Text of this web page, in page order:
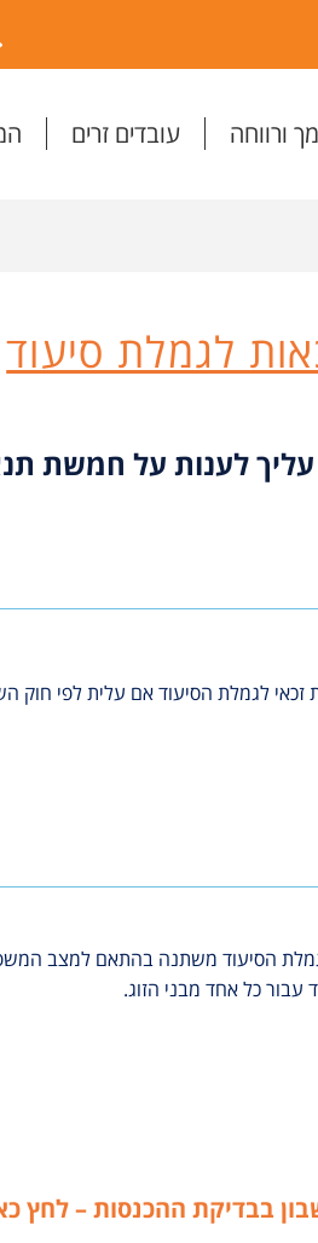
ורווחה עובדים זרים
לגמלת סיעוד
עליך לענות על חמשת
לגמלת הסיעוד אם עלית לפי חוק
הסיעוד משתנה בהתאם למצב
כל אחד מבני הזוג.
בבדיקת ההכנסות – לחץ